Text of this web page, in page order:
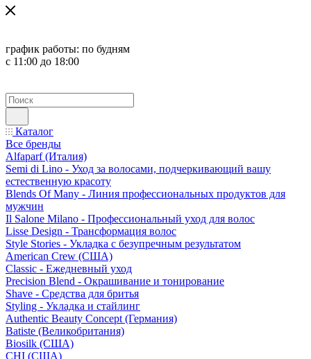
график работы: по будням
с 11:00 до 18:00
Каталог
Все бренды
Alfaparf (Италия)
Semi di Lino - Уход за волосами, подчеркивающий вашу
естественную красоту
Blends Of Many - Линия профессиональных продуктов для
мужчин
Il Salone Milano - Профессиональный уход для волос
Lisse Design - Трансформация волос
Style Stories - Укладка с безупречным результатом
American Crew (США)
Classic - Ежедневный уход
Precision Blend - Окрашивание и тонирование
Shave - Средства для бритья
Styling - Укладка и стайлинг
Authentic Beauty Concept (Германия)
Batiste (Великобритания)
Biosilk (США)
CHI (США)